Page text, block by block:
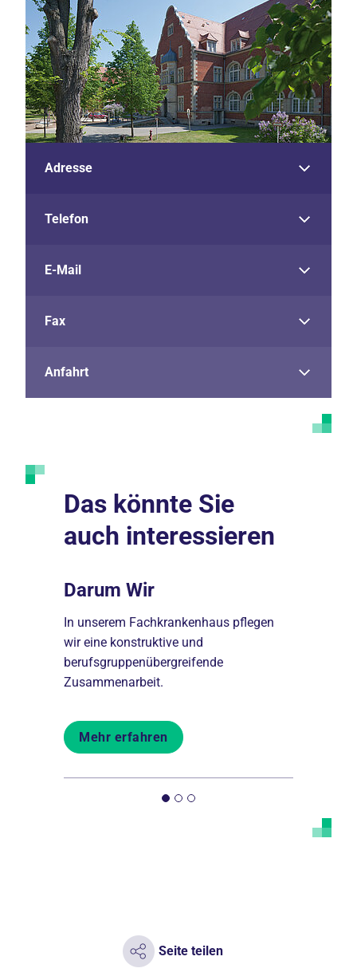
Adresse
Telefon
E-Mail
Fax
Anfahrt
Das könnte Sie
auch interessieren
Darum Wir
In unserem Fachkrankenhaus pflegen
wir eine konstruktive und
berufsgruppenübergreifende
Zusammenarbeit.
Mehr erfahren
Seite teilen